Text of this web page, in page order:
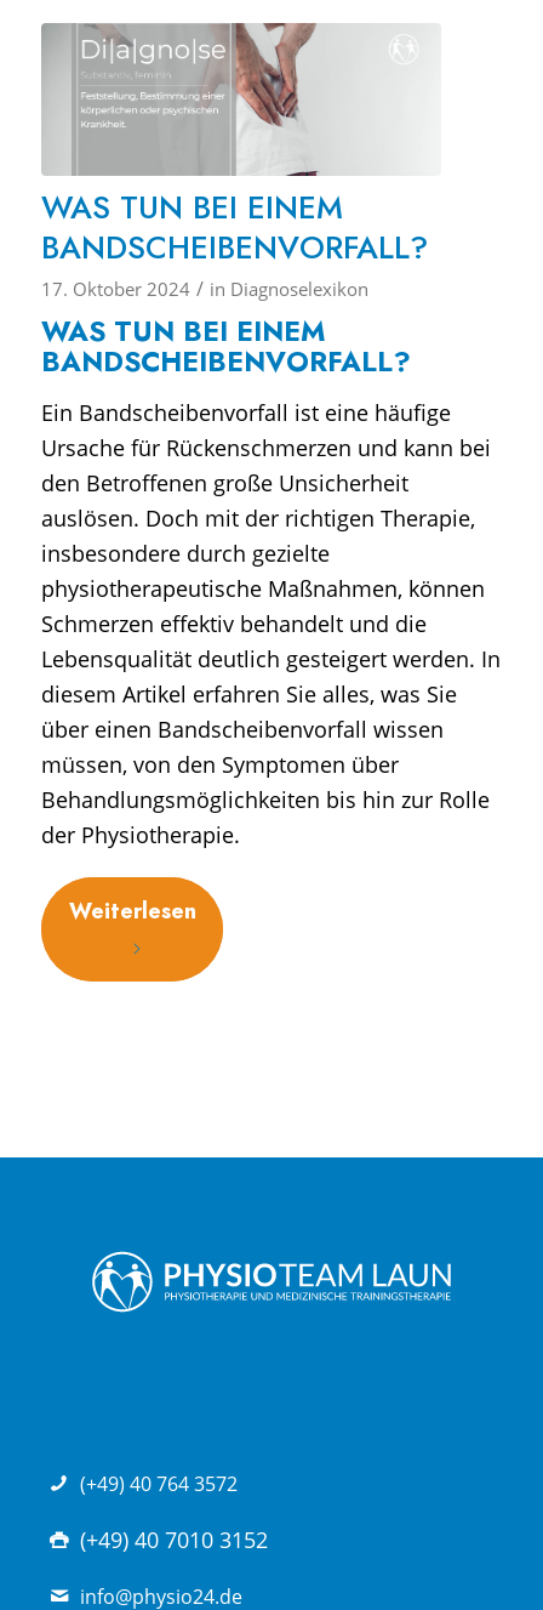
WAS TUN BEI EINEM
BANDSCHEIBENVORFALL?
17. Oktober 2024 / in Diagnoselexikon
WAS TUN BEI EINEM
BANDSCHEIBENVORFALL?
Ein Bandscheibenvorfall ist eine häufige
Ursache für Rückenschmerzen und kann bei
den Betroffenen große Unsicherheit
auslösen. Doch mit der richtigen Therapie,
insbesondere durch gezielte
physiotherapeutische Maßnahmen, können
Schmerzen effektiv behandelt und die
Lebensqualität deutlich gesteigert werden. In
diesem Artikel erfahren Sie alles, was Sie
über einen Bandscheibenvorfall wissen
müssen, von den Symptomen über
Behandlungsmöglichkeiten bis hin zur Rolle
der Physiotherapie.
Weiterlesen
(+49) 40 764 3572
(+49) 40 7010 3152
info@physio24.de